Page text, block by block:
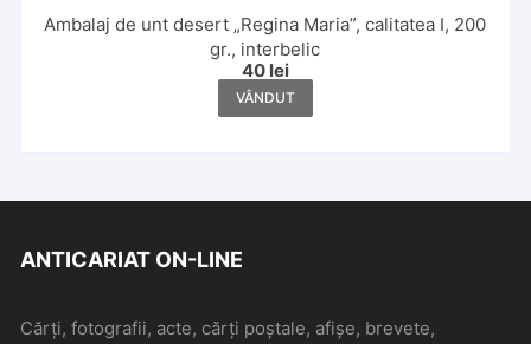
Ambalaj de unt desert „Regina Maria”, calitatea I, 200
gr., interbelic
40 lei
VÂNDUT
ANTICARIAT ON-LINE
Cărți, fotografii, acte, cărți poștale, afișe, brevete,